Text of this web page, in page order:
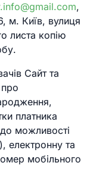
,
м. Київ, вулиця
листа копію
Сайт та
платника
можливості
електронну та
мобільного